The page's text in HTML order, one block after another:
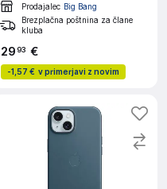
Prodajalec Big Bang
Brezplačna poštnina za člane
kluba
2993 €
-1,57 € v primerjavi z novim